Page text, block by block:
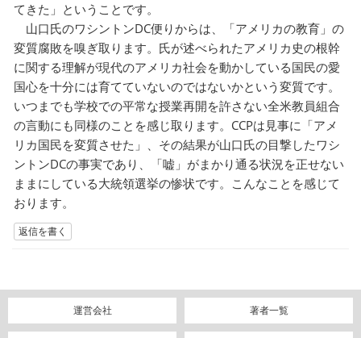
てきた」ということです。
山口氏のワシントンDC便りからは、「アメリカの教育」の
変質腐敗を嗅ぎ取ります。氏が述べられたアメリカ史の根幹
に関する理解が現代のアメリカ社会を動かしている国民の愛
国心を十分には育てていないのではないかという変質です。
いつまでも学校での平常な授業再開を許さない全米教員組合
の言動にも同様のことを感じ取ります。CCPは見事に「アメ
リカ国民を変質させた」、その結果が山口氏の目撃したワシ
ントンDCの事実であり、「嘘」がまかり通る状況を正せない
ままにしている大統領選挙の惨状です。こんなことを感じて
おります。
返信を書く
運営会社 著者一覧